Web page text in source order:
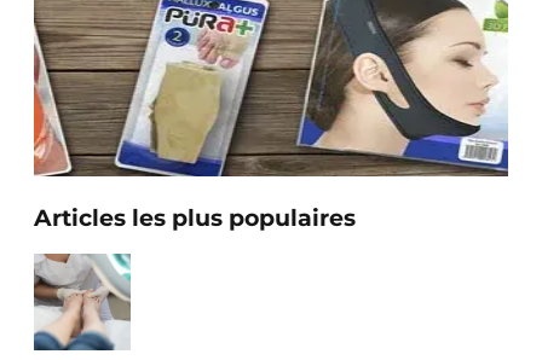
Articles les plus populaires